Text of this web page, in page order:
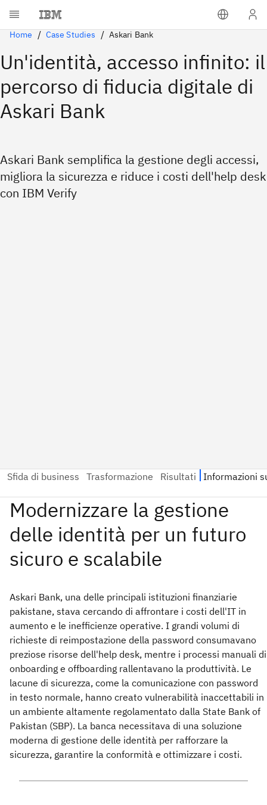
Home Case Studies Askari Bank
Un'identità, accesso infinito: il
percorso di fiducia digitale di
Askari Bank
Askari Bank semplifica la gestione degli accessi,
migliora la sicurezza e riduce i costi dell'help desk
con IBM Verify
Askari Bank, una delle principali istituzioni finanziarie
pakistane, stava cercando di affrontare i costi dell'IT in
aumento e le inefficienze operative. I grandi volumi di
richieste di reimpostazione della password consumavano
preziose risorse dell'help desk, mentre i processi manuali di
onboarding e offboarding rallentavano la produttività. Le
lacune di sicurezza, come la comunicazione con password
in testo normale, hanno creato vulnerabilità inaccettabili in
un ambiente altamente regolamentato dalla State Bank of
Pakistan (SBP). La banca necessitava di una soluzione
moderna di gestione delle identità per rafforzare la
sicurezza, garantire la conformità e ottimizzare i costi.